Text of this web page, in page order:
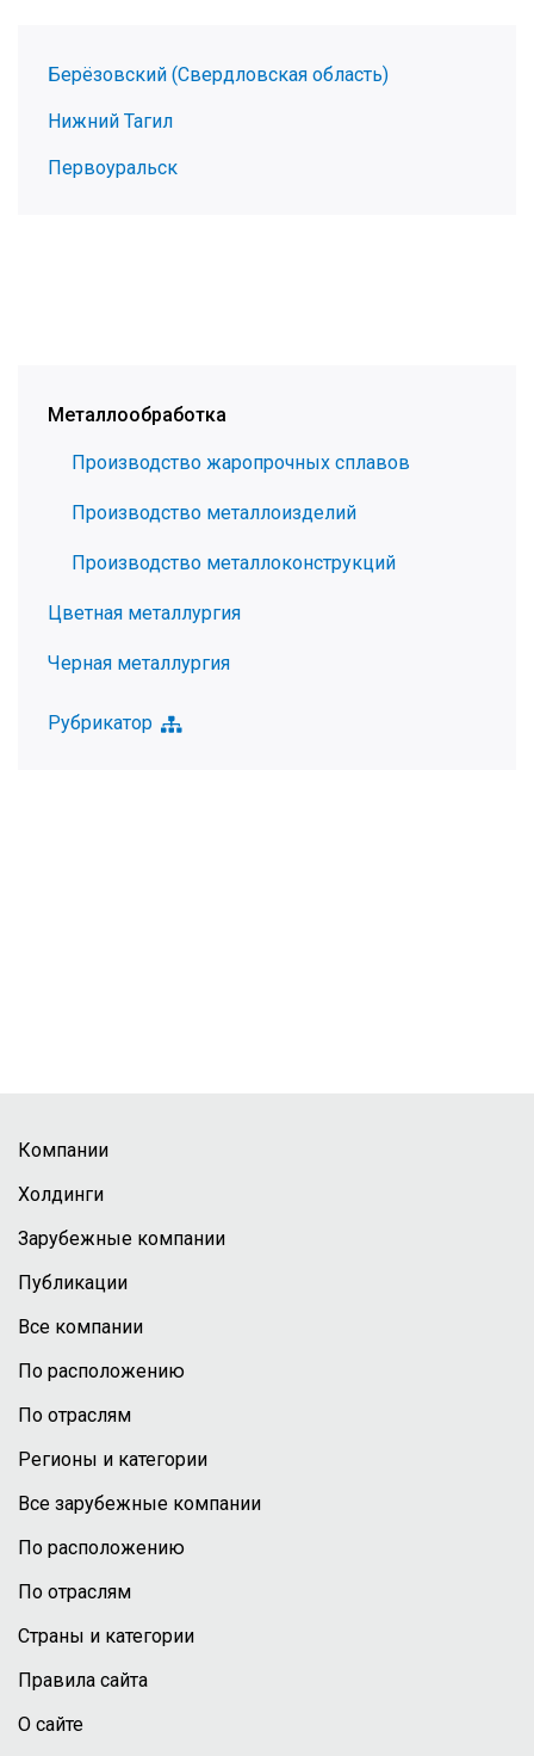
Берёзовский (Свердловская область)
Нижний Тагил
Первоуральск
Металлообработка
Производство жаропрочных сплавов
Производство металлоизделий
Производство металлоконструкций
Цветная металлургия
Черная металлургия
Рубрикатор
Компании
Холдинги
Зарубежные компании
Публикации
Все компании
По расположению
По отраслям
Регионы и категории
Все зарубежные компании
По расположению
По отраслям
Страны и категории
Правила сайта
О сайте